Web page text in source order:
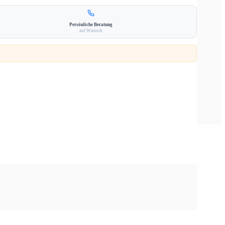
Persönliche Beratung
auf Wunsch